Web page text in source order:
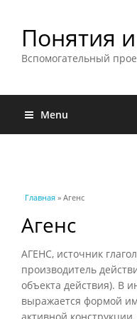
Понятия
Вспомогательный
Menu
Вы здесь
Главная » Агенс
Агенс
АГЕНС, источник
производитель
объекта действия). В
выражается формой
активной